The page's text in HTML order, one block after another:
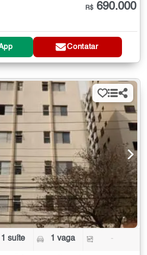
R$ 690.000
Contatar
1 suíte 1 vaga -